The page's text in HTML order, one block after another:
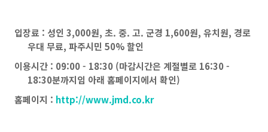
입장료 : 성인 3,000원, 초. 중. 고. 군경 1,600원, 유치원, 경로
우대 무료, 파주시민 50% 할인
이용시간 : 09:00 - 18:30 (마감시간은 계절별로 16:30 -
18:30분까지임 아래 홈페이지에서 확인)
홈페이지 : http://www.jmd.co.kr